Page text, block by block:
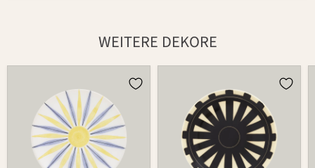
WEITERE DEKORE